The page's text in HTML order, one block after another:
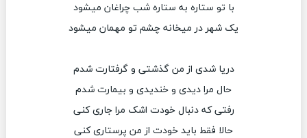
با تو ستاره به ستاره شب چراغان میشود
یک شهر در میخانه چشم تو مهمان میشود
دریا شدی از من گذشتی و گرفتارت شدم
حال مرا دیدی و خندیدی و بیمارت شدم
رفتی که دنبال خودت اشک مرا جاری کنی
حالا فقط باید خودت از من پرستاری کنی